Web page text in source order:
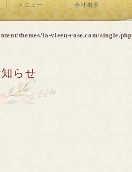
メニュー 会社概要
themes/la-vieen-rose.com/single.php
らせ